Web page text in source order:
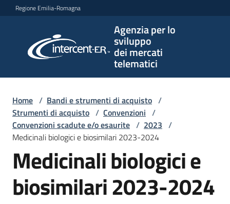
Vai al contenuto
Vai alla navigazione
Vai al footer
Regione Emilia-Romagna
Agenzia per lo
sviluppo
dei mercati
telematici
per lo
sviluppo
telematici
Bandi
Home / Bandi e strumenti di acquisto /
Strumenti di acquisto / Convenzioni /
Convenzioni scadute e/o esaurite / 2023 /
Medicinali biologici e biosimilari 2023-2024
Medicinali biologici e
biosimilari 2023-2024